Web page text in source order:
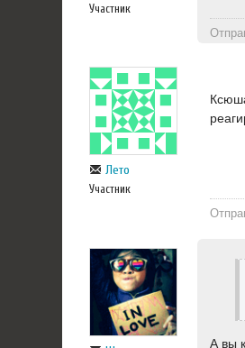
Участник
Лето
Участник
А вы